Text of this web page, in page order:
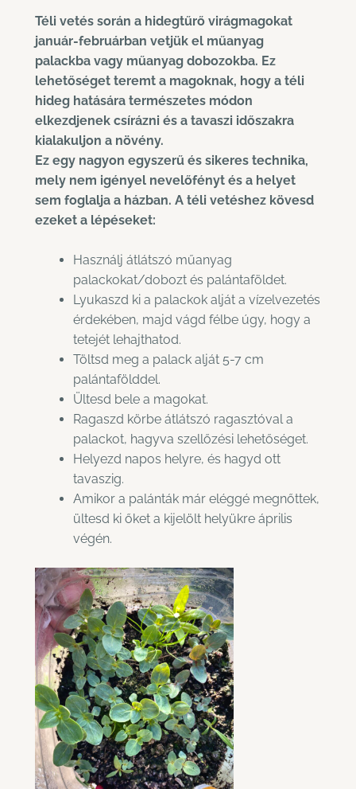
Téli vetés során a hidegtűrő virágmagokat
január-februárban vetjük el műanyag
palackba vagy műanyag dobozokba. Ez
lehetőséget teremt a magoknak, hogy a téli
hideg hatására természetes módon
elkezdjenek csírázni és a tavaszi időszakra
kialakuljon a növény.
Ez egy nagyon egyszerű és sikeres technika,
mely nem igényel nevelőfényt és a helyet
sem foglalja a házban. A téli vetéshez kövesd
ezeket a lépéseket:
Használj átlátszó műanyag
palackokat/dobozt és palántaföldet.
Lyukaszd ki a palackok alját a vízelvezetés
érdekében, majd vágd félbe úgy, hogy a
tetejét lehajthatod.
Töltsd meg a palack alját 5-7 cm
palántafölddel.
Ültesd bele a magokat.
Ragaszd körbe átlátszó ragasztóval a
palackot, hagyva szellőzési lehetőséget.
Helyezd napos helyre, és hagyd ott
tavaszig.
Amikor a palánták már eléggé megnőttek,
ültesd ki őket a kijelölt helyükre április
végén.